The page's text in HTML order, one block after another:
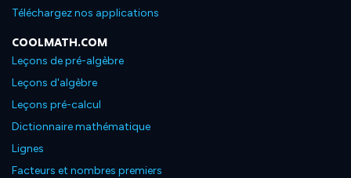
Téléchargez nos applications
COOLMATH.COM
Leçons de pré-algèbre
Leçons d'algèbre
Leçons pré-calcul
Dictionnaire mathématique
Lignes
Facteurs et nombres premiers